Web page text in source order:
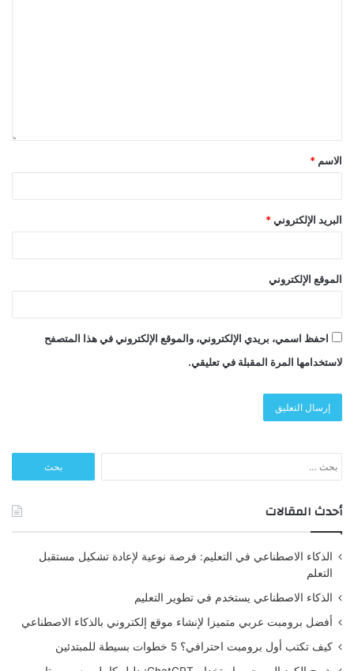
الاسم *
البريد الإلكتروني *
الموقع الإلكتروني
احفظ اسمي، بريدي الإلكتروني، والموقع الإلكتروني في هذا المتصفح
لاستخدامها المرة المقبلة في تعليقي.
عن:
أحدث المقالات
الذكاء الاصطناعي في التعليم: فرصة نوعية لإعادة تشكيل مستقبل
التعلم
الذكاء الاصطناعي يستخدم في تطوير التعليم
أفضل برومبت عربي متميزا لإنشاء موقع إلكتروني بالذكاء الاصطناعي
كيف تكتب أول برومبت احترافي؟ 5 خطوات بسيطة للمبتدئين